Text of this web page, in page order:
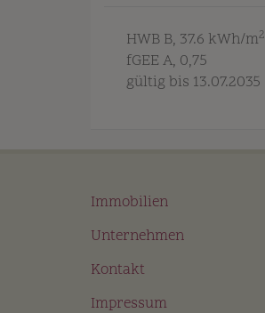
HWB B, 37.6 kWh/m2
fGEE A, 0,75
gültig bis 13.07.2035
Immobilien
Unternehmen
Kontakt
Impressum